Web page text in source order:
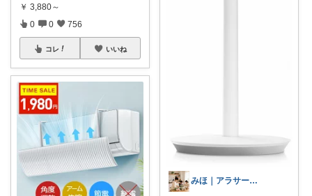
￥ 3,880～
0 0 756
コレ いいね
みほ｜アラサー主婦｜共働き｜2児育児中